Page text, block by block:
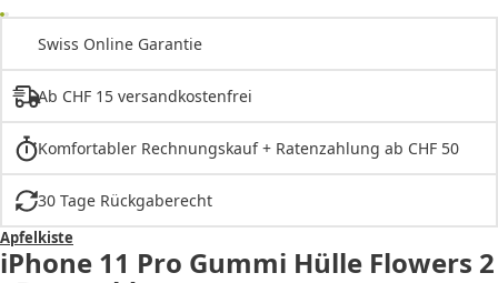
Swiss Online Garantie
Ab CHF 15 versandkostenfrei
Komfortabler Rechnungskauf + Ratenzahlung ab CHF 50
30 Tage Rückgaberecht
Apfelkiste
iPhone 11 Pro Gummi Hülle Flowers 2